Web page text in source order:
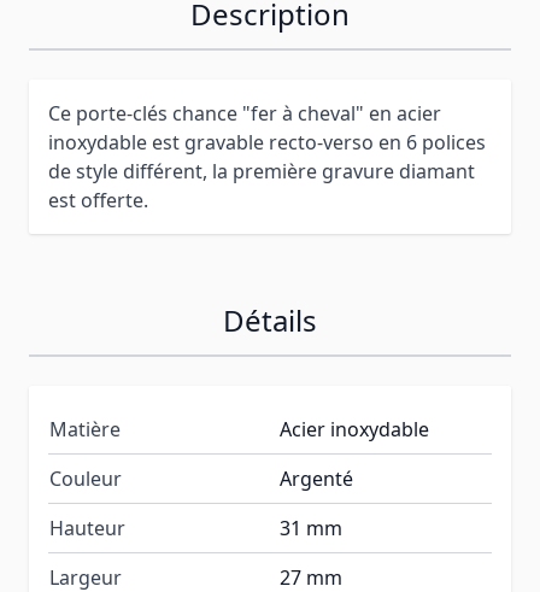
Description
Ce porte-clés chance "fer à cheval" en acier
inoxydable est gravable recto-verso en 6 polices
de style différent, la première gravure diamant
est offerte.
Détails
Matière
Acier inoxydable
Couleur
Argenté
Hauteur
31 mm
Largeur
27 mm